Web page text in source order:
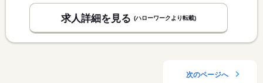
求人詳細を見る (ハローワークより転載)
次のページへ